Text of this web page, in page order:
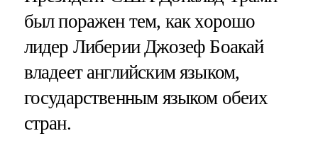
был поражен тем, как хорошо
лидер Либерии Джозеф Боакай
владеет английским языком,
государственным языком обеих
стран.